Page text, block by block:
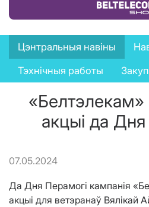
Купіць
News
menu
Цэнтральныя навіны
Тэхнічныя работы
«Белтэлекам»
акцыі да
07.05.2024
Да Дня Перамогі кампанія
акцыі для ветэранаў Вялікай